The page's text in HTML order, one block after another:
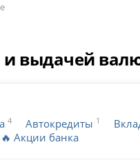
выдачей
4 Автокредиты 1
🔥 Акции банка